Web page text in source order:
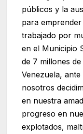
públicos y la
para
trabajado por
en el Municipio
de 7 millones
Venezuela,
nosotros
en nuestra
progreso en
explotados,